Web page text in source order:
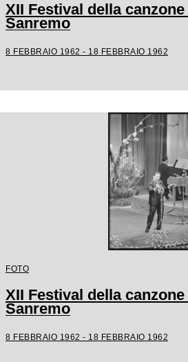
XII Festival della
Sanremo
8 FEBBRAIO 1962 - 18 FEBBRAIO 1962
FOTO
XII Festival della
Sanremo
8 FEBBRAIO 1962 - 18 FEBBRAIO 1962